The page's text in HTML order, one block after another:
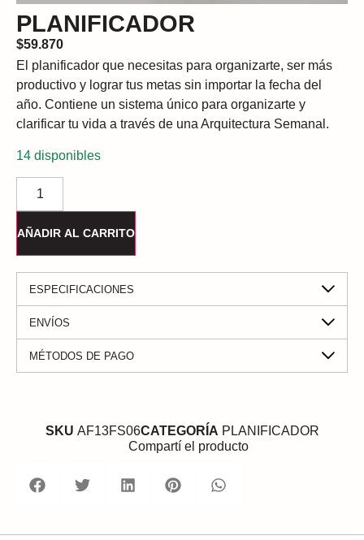
PLANIFICADOR
$59.870
El planificador que necesitas para organizarte, ser más
productivo y lograr tus metas sin importar la fecha del
año. Contiene un sistema único para organizarte y
clarificar tu vida a través de una Arquitectura Semanal.
14 disponibles
AÑADIR AL CARRITO
ESPECIFICACIONES
ENVÍOS
MÉTODOS DE PAGO
Compartí el producto
SKU AF13FS06CATEGORÍA PLANIFICADOR